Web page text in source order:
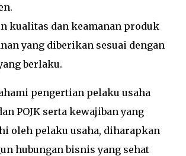
kualitas dan keamanan produk
yang diberikan sesuai dengan
berlaku.
pengertian pelaku usaha
POJK serta kewajiban yang
oleh pelaku usaha, diharapkan
hubungan bisnis yang sehat